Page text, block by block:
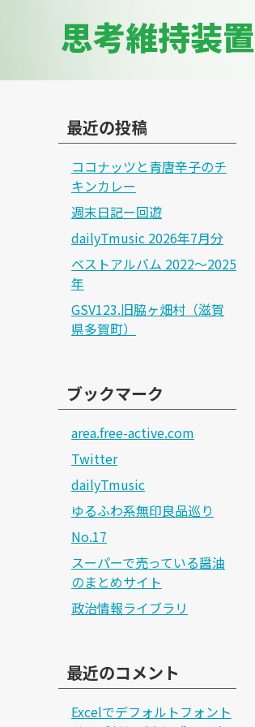
思考維持装置
最近の投稿
ココナッツと青唐辛子のチ
キンカレー
週末日記ー回遊
dailyTmusic 2026年7月分
ベストアルバム 2022～2025
年
GSV123.旧脇ヶ畑村（滋賀
県多賀町）
ブックマーク
area.free-active.com
Twitter
dailyTmusic
ゆるふわ系無印良品巡り
No.17
スーパーで売っている醤油
のまとめサイト
政治情報ライブラリ
最近のコメント
Excelでデフォルトフォント